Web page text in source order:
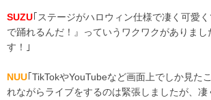
SUZU ｢ステージがハロウィン仕様で凄く可愛
で踊れるんだ！』っていうワクワクがありま
す！｣
NUU ｢TikTokやYouTubeなど画面上でしか見た
れながらライブをするのは緊張しましたが、凄